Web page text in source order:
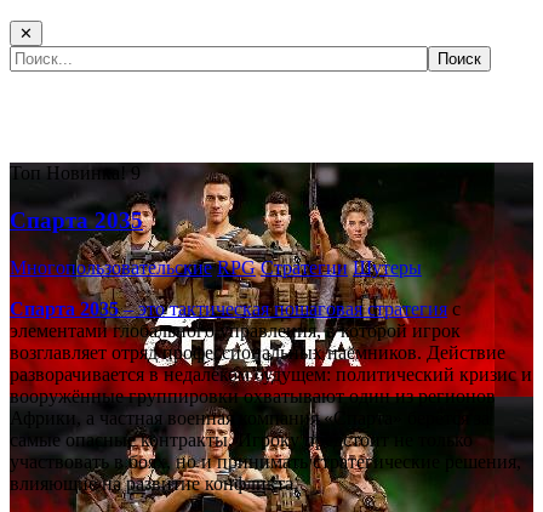
✕
Топ Новинка! 9
Спарта 2035
Многопользовательские RPG Стратегии Шутеры
Спарта 2035– это тактическаяпошаговая стратегияс
элементами глобального управления, в которой игрок
возглавляет отряд профессиональных наёмников. Действие
разворачивается в недалёком будущем: политический кризис и
вооружённые группировки охватывают один из регионов
Африки, а частная военная компания «Спарта» берётся за
самые опасные контракты. Игроку предстоит не только
участвовать в боях, но и принимать стратегические решения,
влияющие на развитие конфликта.